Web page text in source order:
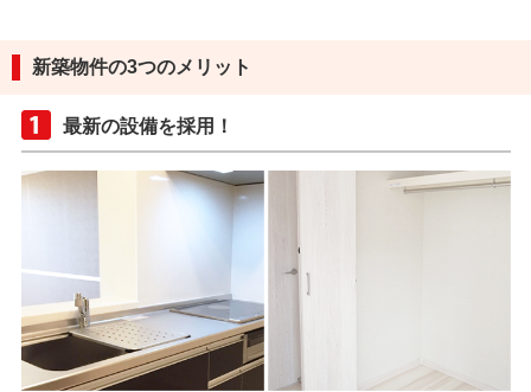
新築物件の3つのメリット
最新の設備を採用！